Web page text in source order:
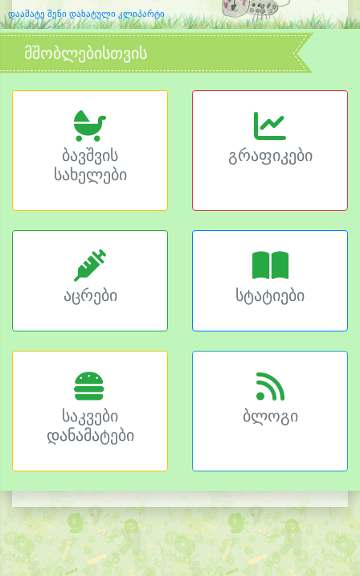
დაამატე შენი დახატული კლიპარტი
მშობლებისთვის
ბავშვის
სახელები
გრაფიკები
აცრები სტატიები
საკვები
დანამატები
ბლოგი